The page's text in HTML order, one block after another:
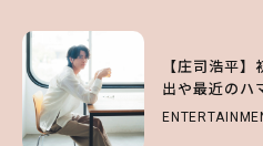
【庄司浩平
出や最近のハ
【大原優乃
ッとしちゃう
BEAUTY
【SNIDEL】
ッドな秋はじ
FASHION